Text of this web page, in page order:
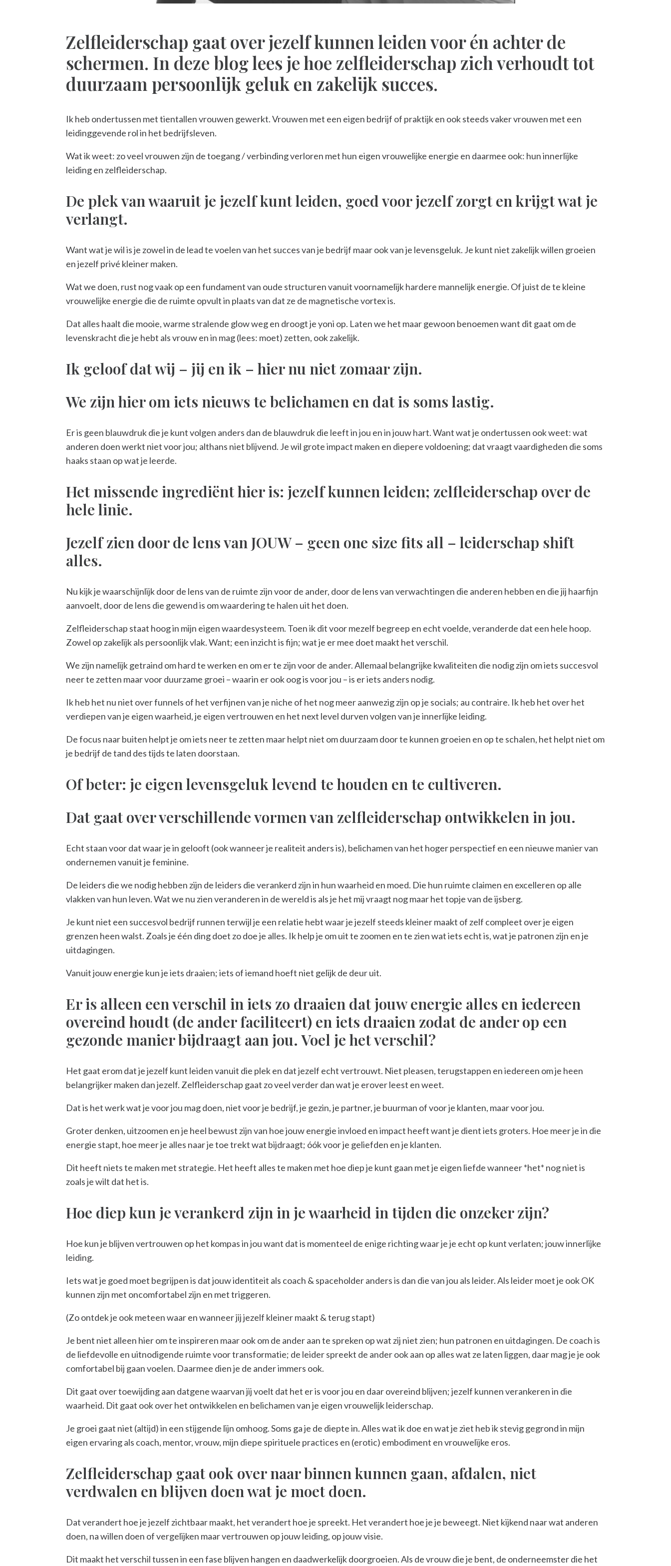
Zelfleiderschap gaat over jezelf kunnen leiden voor én achter de
schermen. In deze blog lees je hoe zelfleiderschap zich verhoudt tot
duurzaam persoonlijk geluk en zakelijk succes.
Ik heb ondertussen met tientallen vrouwen gewerkt. Vrouwen met een eigen bedrijf of praktijk en ook steeds vaker vrouwen met een
leidinggevende rol in het bedrijfsleven.
Wat ik weet: zo veel vrouwen zijn de toegang / verbinding verloren met hun eigen vrouwelijke energie en daarmee ook: hun innerlijke
leiding en zelfleiderschap.
De plek van waaruit je jezelf kunt leiden, goed voor jezelf zorgt en krijgt wat je
verlangt.
Want wat je wil is je zowel in de lead te voelen van het succes van je bedrijf maar ook van je levensgeluk. Je kunt niet zakelijk willen groeien
en jezelf privé kleiner maken.
Wat we doen, rust nog vaak op een fundament van oude structuren vanuit voornamelijk hardere mannelijk energie. Of juist de te kleine
vrouwelijke energie die de ruimte opvult in plaats van dat ze de magnetische vortex is.
Dat alles haalt die mooie, warme stralende glow weg en droogt je yoni op. Laten we het maar gewoon benoemen want dit gaat om de
levenskracht die je hebt als vrouw en in mag (lees: moet) zetten, ook zakelijk.
Ik geloof dat wij – jij en ik – hier nu niet zomaar zijn.
We zijn hier om iets nieuws te belichamen en dat is soms lastig.
Er is geen blauwdruk die je kunt volgen anders dan de blauwdruk die leeft in jou en in jouw hart. Want wat je ondertussen ook weet: wat
anderen doen werkt niet voor jou; althans niet blijvend. Je wil grote impact maken en diepere voldoening; dat vraagt vaardigheden die soms
haaks staan op wat je leerde.
Het missende ingrediënt hier is: jezelf kunnen leiden; zelfleiderschap over de
hele linie.
Jezelf zien door de lens van JOUW – geen one size fits all – leiderschap shift
alles.
Nu kijk je waarschijnlijk door de lens van de ruimte zijn voor de ander, door de lens van verwachtingen die anderen hebben en die jij haarfijn
aanvoelt, door de lens die gewend is om waardering te halen uit het doen.
Zelfleiderschap staat hoog in mijn eigen waardesysteem. Toen ik dit voor mezelf begreep en echt voelde, veranderde dat een hele hoop.
Zowel op zakelijk als persoonlijk vlak. Want; een inzicht is fijn; wat je er mee doet maakt het verschil.
We zijn namelijk getraind om hard te werken en om er te zijn voor de ander. Allemaal belangrijke kwaliteiten die nodig zijn om iets succesvol
neer te zetten maar voor duurzame groei – waarin er ook oog is voor jou – is er iets anders nodig.
Ik heb het nu niet over funnels of het verfijnen van je niche of het nog meer aanwezig zijn op je socials; au contraire. Ik heb het over het
verdiepen van je eigen waarheid, je eigen vertrouwen en het next level durven volgen van je innerlijke leiding.
De focus naar buiten helpt je om iets neer te zetten maar helpt niet om duurzaam door te kunnen groeien en op te schalen, het helpt niet om
je bedrijf de tand des tijds te laten doorstaan.
Of beter: je eigen levensgeluk levend te houden en te cultiveren.
Dat gaat over verschillende vormen van zelfleiderschap ontwikkelen in jou.
Echt staan voor dat waar je in gelooft (ook wanneer je realiteit anders is), belichamen van het hoger perspectief en een nieuwe manier van
ondernemen vanuit je feminine.
De leiders die we nodig hebben zijn de leiders die verankerd zijn in hun waarheid en moed. Die hun ruimte claimen en excelleren op alle
vlakken van hun leven. Wat we nu zien veranderen in de wereld is als je het mij vraagt nog maar het topje van de ijsberg.
Je kunt niet een succesvol bedrijf runnen terwijl je een relatie hebt waar je jezelf steeds kleiner maakt of zelf compleet over je eigen
grenzen heen walst. Zoals je één ding doet zo doe je alles. Ik help je om uit te zoomen en te zien wat iets echt is, wat je patronen zijn en je
uitdagingen.
Vanuit jouw energie kun je iets draaien; iets of iemand hoeft niet gelijk de deur uit.
Er is alleen een verschil in iets zo draaien dat jouw energie alles en iedereen
overeind houdt (de ander faciliteert) en iets draaien zodat de ander op een
gezonde manier bijdraagt aan jou. Voel je het verschil?
Het gaat erom dat je jezelf kunt leiden vanuit die plek en dat jezelf echt vertrouwt. Niet pleasen, terugstappen en iedereen om je heen
belangrijker maken dan jezelf. Zelfleiderschap gaat zo veel verder dan wat je erover leest en weet.
Dat is het werk wat je voor jou mag doen, niet voor je bedrijf, je gezin, je partner, je buurman of voor je klanten, maar voor jou.
Groter denken, uitzoomen en je heel bewust zijn van hoe jouw energie invloed en impact heeft want je dient iets groters. Hoe meer je in die
energie stapt, hoe meer je alles naar je toe trekt wat bijdraagt; óók voor je geliefden en je klanten.
Dit heeft niets te maken met strategie. Het heeft alles te maken met hoe diep je kunt gaan met je eigen liefde wanneer *het* nog niet is
zoals je wilt dat het is.
Hoe diep kun je verankerd zijn in je waarheid in tijden die onzeker zijn?
Hoe kun je blijven vertrouwen op het kompas in jou want dat is momenteel de enige richting waar je je echt op kunt verlaten; jouw innerlijke
leiding.
Iets wat je goed moet begrijpen is dat jouw identiteit als coach & spaceholder anders is dan die van jou als leider. Als leider moet je ook OK
kunnen zijn met oncomfortabel zijn en met triggeren.
(Zo ontdek je ook meteen waar en wanneer jij jezelf kleiner maakt & terug stapt)
Je bent niet alleen hier om te inspireren maar ook om de ander aan te spreken op wat zij niet zien; hun patronen en uitdagingen. De coach is
de liefdevolle en uitnodigende ruimte voor transformatie; de leider spreekt de ander ook aan op alles wat ze laten liggen, daar mag je je ook
comfortabel bij gaan voelen. Daarmee dien je de ander immers ook.
Dit gaat over toewijding aan datgene waarvan jij voelt dat het er is voor jou en daar overeind blijven; jezelf kunnen verankeren in die
waarheid. Dit gaat ook over het ontwikkelen en belichamen van je eigen vrouwelijk leiderschap.
Je groei gaat niet (altijd) in een stijgende lijn omhoog. Soms ga je de diepte in. Alles wat ik doe en wat je ziet heb ik stevig gegrond in mijn
eigen ervaring als coach, mentor, vrouw, mijn diepe spirituele practices en (erotic) embodiment en vrouwelijke eros.
Zelfleiderschap gaat ook over naar binnen kunnen gaan, afdalen, niet
verdwalen en blijven doen wat je moet doen.
Dat verandert hoe je jezelf zichtbaar maakt, het verandert hoe je spreekt. Het verandert hoe je je beweegt. Niet kijkend naar wat anderen
doen, na willen doen of vergelijken maar vertrouwen op jouw leiding, op jouw visie.
Dit maakt het verschil tussen in een fase blijven hangen en daadwerkelijk doorgroeien. Als de vrouw die je bent, de onderneemster die het